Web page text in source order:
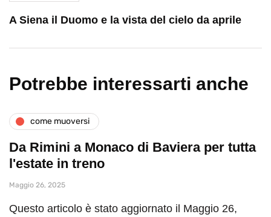
A Siena il Duomo e la vista del cielo da aprile
Potrebbe interessarti anche
come muoversi
Da Rimini a Monaco di Baviera per tutta
l'estate in treno
Maggio 26, 2025
Questo articolo è stato aggiornato il Maggio 26,